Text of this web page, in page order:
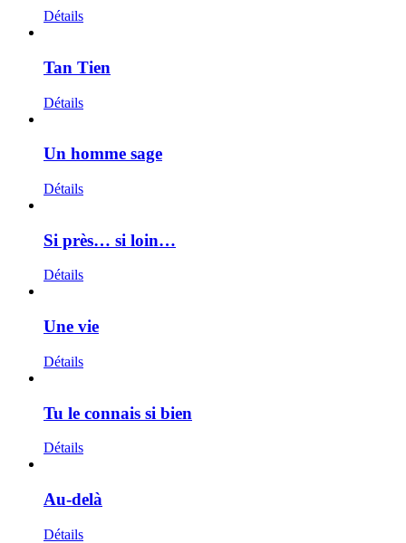
Détails
Tan Tien
Détails
Un homme sage
Détails
Si près… si loin…
Détails
Une vie
Détails
Tu le connais si bien
Détails
Au-delà
Détails